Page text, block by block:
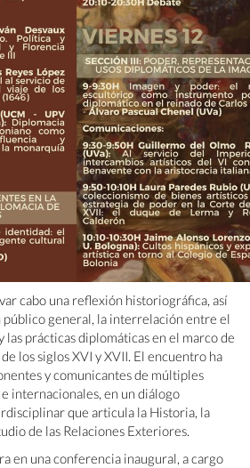
cabo una reflexión historiográfica, así
público general, la interrelación entre el
prácticas diplomáticas en el marco de
los siglos XVI y XVII. El encuentro ha
y comunicantes de múltiples
internacionales, en un diálogo
que articula la Historia, la
de las Relaciones Exteriores.
en una conferencia inaugural, a cargo